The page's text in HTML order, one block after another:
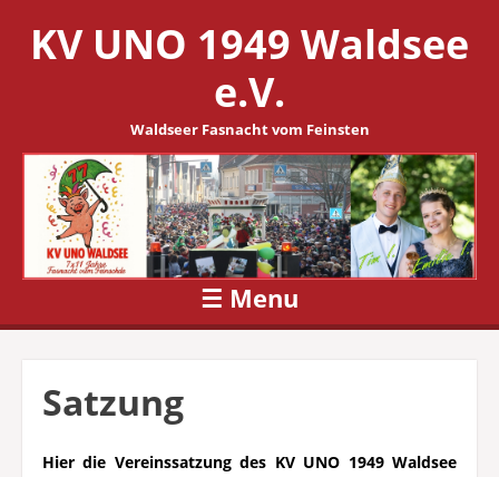
KV UNO 1949 Waldsee
e.V.
Waldseer Fasnacht vom Feinsten
☰ Menu
Skip to content
Satzung
Hier die Vereinssatzung des KV UNO 1949 Waldsee